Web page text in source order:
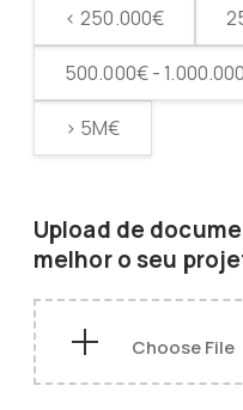
< 250.000€
500.000€ -
> 5M€
Upload de
melhor o seu